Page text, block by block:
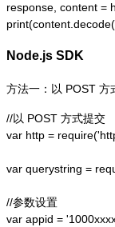
response, content =
Node.js SDK
方法一：以 POST 方
//以 POST 方式提交
var http =
var querystring =
//参数设置
var appid =